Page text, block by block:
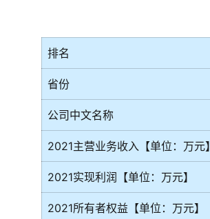
排名
省份
公司中文名称
2021主营业务收入【单位：万元】
2021实现利润【单位：万元】
2021所有者权益【单位：万元】